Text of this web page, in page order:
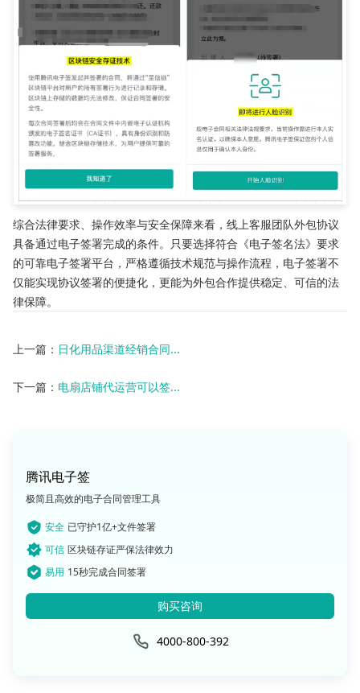
综合法律要求、操作效率与安全保障来看，线上客服团队外包协议
具备通过电子签署完成的条件。只要选择符合《电子签名法》要求
的可靠电子签署平台，严格遵循技术规范与操作流程，电子签署不
仅能实现协议签署的便捷化，更能为外包合作提供稳定、可信的法
律保障。
上一篇： 日化用品渠道经销合同...
下一篇： 电扇店铺代运营可以签...
腾讯电子签
极简且高效的电子合同管理工具
安全 已守护1亿+文件签署
可信 区块链存证严保法律效力
易用 15秒完成合同签署
购买咨询
4000-800-392